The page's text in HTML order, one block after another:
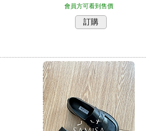
會員方可看到售價
訂購